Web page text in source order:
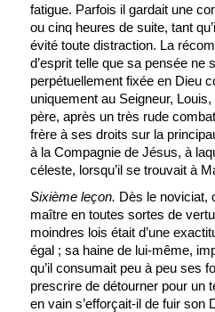
fatigue. Parfois il gardait une
ou cinq heures de suite, tant
évité toute distraction. La
d’esprit telle que sa pensée ne
perpétuellement fixée en Dieu
uniquement au Seigneur,
père, après un très rude
frère à ses droits sur la
à la Compagnie de Jésus, à
céleste, lorsqu’il se trouvait à
Sixième leçon. Dès le noviciat,
maître en toutes sortes de
moindres lois était d’une
égal ; sa haine de lui-même,
qu’il consumait peu à peu ses
prescrire de détourner pour un
en vain s’efforçait-il de fuir son